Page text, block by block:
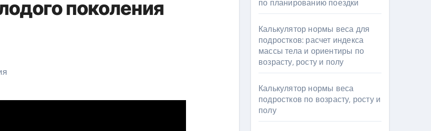
поколения
по планированию поездки
Калькулятор нормы веса для
подростков: расчет индекса
массы тела и ориентиры по
возрасту, росту и полу
Калькулятор нормы веса
подростков по возрасту, росту и
полу